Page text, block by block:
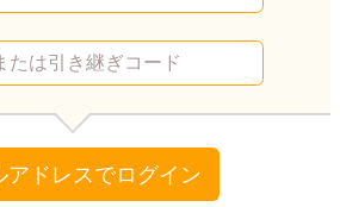
アドレスでログイン